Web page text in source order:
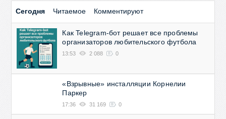
Сегодня Читаемое Комментируют
Как Telegram-бот решает все проблемы
организаторов любительского футбола
13:53 2 088 0
«Взрывные» инсталляции Корнелии
Паркер
17:36 31 169 0